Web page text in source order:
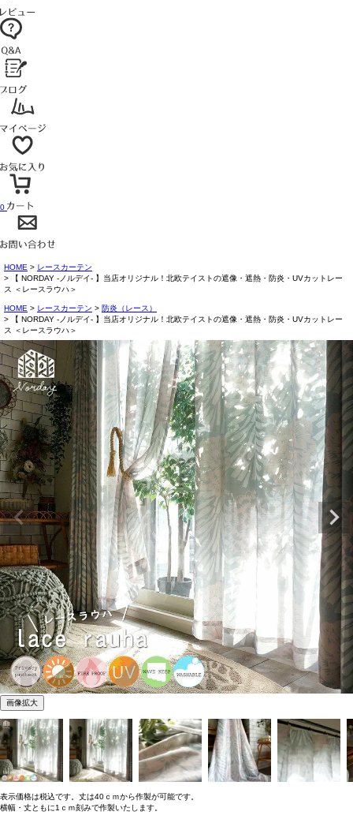
0
HOME
レースカーテン
【 NORDAY -ノルデイ- 】当店オリジナル！北欧テイストの遮像・遮熱・防炎・UVカットレー
ス ＜レースラウハ＞
HOME レースカーテン
防炎（レース）
【 NORDAY -ノルデイ- 】当店オリジナル！北欧テイストの遮像・遮熱・防炎・UVカットレー
ス ＜レースラウハ＞
画像拡大
表示価格は税込です。丈は40ｃｍから作製が可能です。
横幅・丈ともに1ｃｍ刻みで作製いたします。